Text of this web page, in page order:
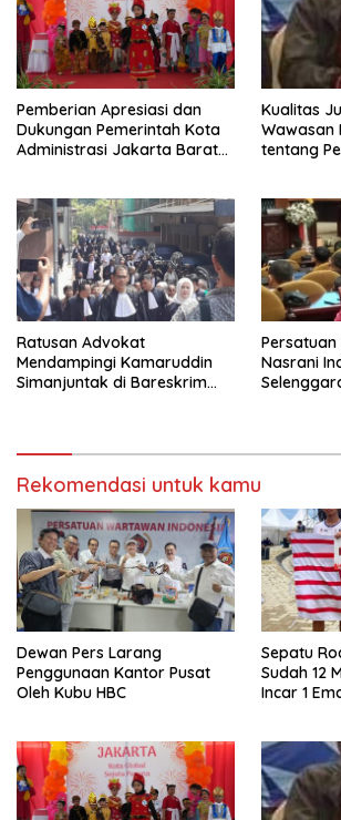
Pemberian Apresiasi dan
Dukungan Pemerintah Kota
Administrasi Jakarta Barat
Jelajah Sahabat Perempuan
dan Anak ( SAPA )
Kualitas
Wawasan
tentang
Ratusan Advokat
Mendampingi Kamaruddin
Simanjuntak di Bareskrim
Nasrani
Rekomendasi untuk kamu
Dewan Pers Larang
Penggunaan Kantor Pusat
Oleh Kubu HBC
Sepatu
Sudah 12
Incar 1